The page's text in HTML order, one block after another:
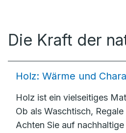
Die Kraft der
Holz: Wärme und
Holz ist ein vielseitiges
Ob als Waschtisch,
Achten Sie auf